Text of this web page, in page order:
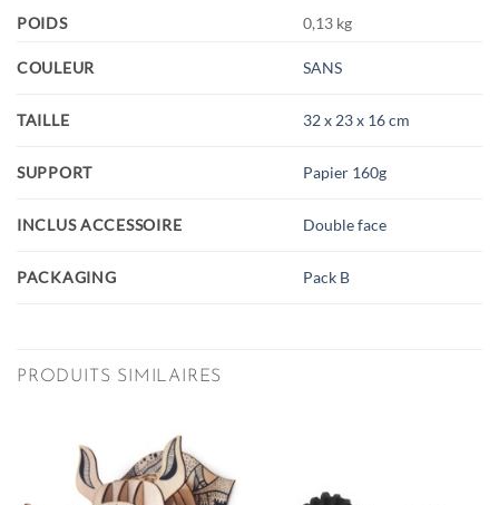
POIDS 0,13 kg
COULEUR SANS
TAILLE 32 x 23 x 16 cm
SUPPORT Papier 160g
INCLUS ACCESSOIRE Double face
PACKAGING Pack B
PRODUITS SIMILAIRES